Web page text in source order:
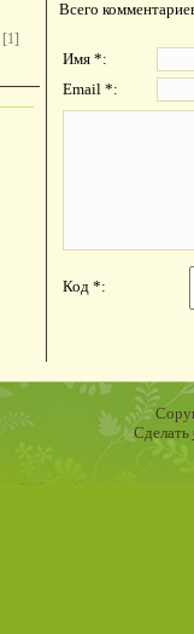
[1]
Всего
Имя *:
Email *:
Код *:
Сделать